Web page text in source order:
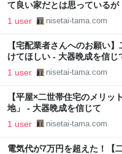
て良い家だとは思っている
1 user nisetai-tama.com
【宅配業者さんへのお願い
けてほしい - 大器晩成を信じ
1 user nisetai-tama.com
【平屋×二世帯住宅のメリッ
地」 - 大器晩成を信じて
1 user nisetai-tama.com
電気代が7万円を超えた！【